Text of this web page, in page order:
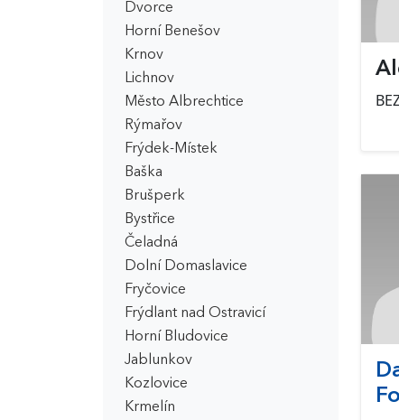
Dvorce
Horní Benešov
Krnov
Lichnov
Město Albrechtice
Rýmařov
Frýdek-Místek
Baška
Brušperk
Bystřice
Čeladná
Dolní Domaslavice
Fryčovice
Frýdlant nad Ostravicí
Horní Bludovice
Jablunkov
Kozlovice
Krmelín